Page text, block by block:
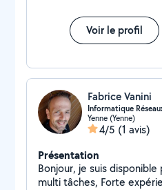
Voir le profil
Fabrice Vanini
Informatique
Yenne (Yenne)
4/5 (1 avis)
Présentation
Bonjour, je suis
multi tâches, Forte